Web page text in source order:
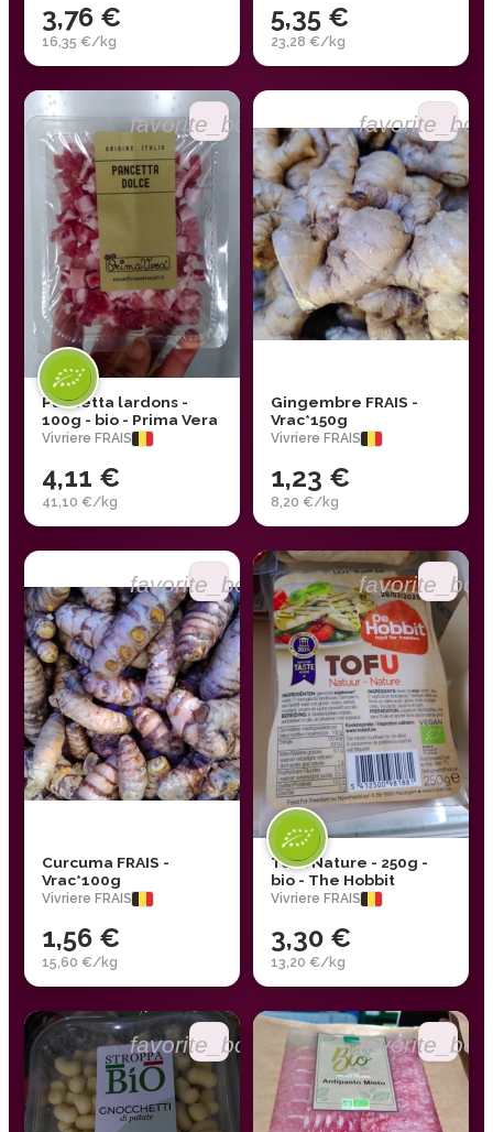
3,76 €
16,35 €/kg
5,35 €
23,28 €/kg
favorite_border
Pancetta lardons -
100g - bio - Prima Vera
Vivriere FRAIS
4,11 €
41,10 €/kg
Gingembre FRAIS -
Vrac*150g
Vivriere FRAIS
1,23 €
8,20 €/kg
favorite_border
Curcuma FRAIS -
Vrac*100g
Vivriere FRAIS
1,56 €
15,60 €/kg
Tofu Nature - 250g -
bio - The Hobbit
Vivriere FRAIS
3,30 €
13,20 €/kg
favorite_border